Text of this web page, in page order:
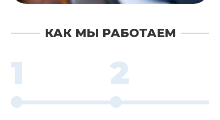
КАК МЫ РАБОТАЕМ
1 2